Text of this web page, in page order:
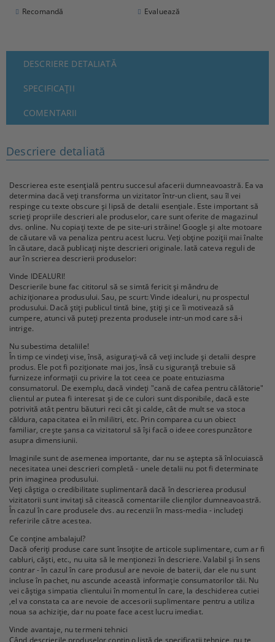
Recomandă Evaluează
DESCRIERE DETALIATĂ
SPECIFICAȚII
COMENTARII
Descriere detaliată
Descrierea este esențială pentru succesul afacerii dumneavoastră. Ea va
determina dacă veți transforma un vizitator într-un client, sau îl vei
respinge cu texte obscure și lipsă de detalii esențiale. Este important să
scrieți propriile descrieri ale produselor, care sunt oferite de magazinul
dvs. online. Nu copiați texte de pe site-uri străine! Google și alte motoare
de căutare vă va penaliza pentru acest lucru. Veți obține poziții mai înalte
în căutare, dacă publicați niște descrieri originale. Iată cateva reguli de
aur în scrierea descrierii produselor:
Vinde IDEALURI!
Descrierile bune fac cititorul să se simtă fericit și mândru de
achiziționarea produsului. Sau, pe scurt: Vinde idealuri, nu prospectul
produsului. Dacă știți publicul tintă bine, știți și ce îi motivează să
cumpere, atunci vă puteți prezenta produsele intr-un mod care să-i
intrige.
Nu subestima detaliile!
În timp ce vindeți vise, însă, asigurați-vă că veți include și detalii despre
produs. Ele pot fi poziționate mai jos, însă cu siguranță trebuie să
furnizeze informații cu privire la tot ceea ce poate entuziasma
consumatorul. De exemplu, dacă vindeți "cană de cafea pentru călătorie"
clientul ar putea fi interesat și de ce culori sunt disponibile, dacă este
potrivită atât pentru băuturi reci cât și calde, cât de mult se va stoca
căldura, capacitatea ei în mililitri, etc. Prin comparea cu un obiect
familiar, crește șansa ca vizitatorul să își facă o ideee corespunzătore
asupra dimensiunii.
Imaginile sunt de asemenea importante, dar nu se aștepta să înlocuiască
necesitatea unei descrieri completă - unele detalii nu pot fi determinate
prin imaginea produsului.
Veți câștiga o credibilitate suplimentară dacă în descrierea produsul
vizitatorii sunt invitați să citească comentariile clienților dumneavoastră.
În cazul în care produsele dvs. au recenzii în mass-media - includeți
referirile către acestea.
Ce conține ambalajul?
Dacă oferiți produse care sunt însoțite de articole suplimentare, cum ar fi
cabluri, căști, etc., nu uita să le menționezi în descriere. Valabil și în sens
contrar - în cazul în care produsul are nevoie de baterii, dar ele nu sunt
incluse în pachet, nu ascunde această informație consumatorilor tăi. Nu
vei câștiga simpatia clientului în momentul în care, la deschiderea cutiei
,el va constata ca are nevoie de accesorii suplimentare pentru a utiliza
noua sa achiziție, dar nu poate face acest lucru imediat.
Vinde avantaje, nu termeni tehnici
Când descrierile produselor conțin o listă de specificații tehnice, nu te